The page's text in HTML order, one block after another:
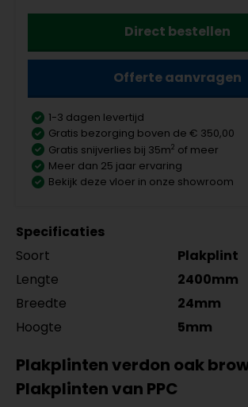
Direct bestellen
Offerte aanvragen
1-3 dagen levertijd
Gratis bezorging boven de € 350,00
Gratis snijverlies bij 35m2 of meer
Meer dan 25 jaar ervaring
Bekijk deze vloer in onze showroom
Specificaties
Soort
Plakplint
Lengte
2400mm
Breedte
24mm
Hoogte
5mm
Plakplinten verdon oak
Plakplinten van PPC